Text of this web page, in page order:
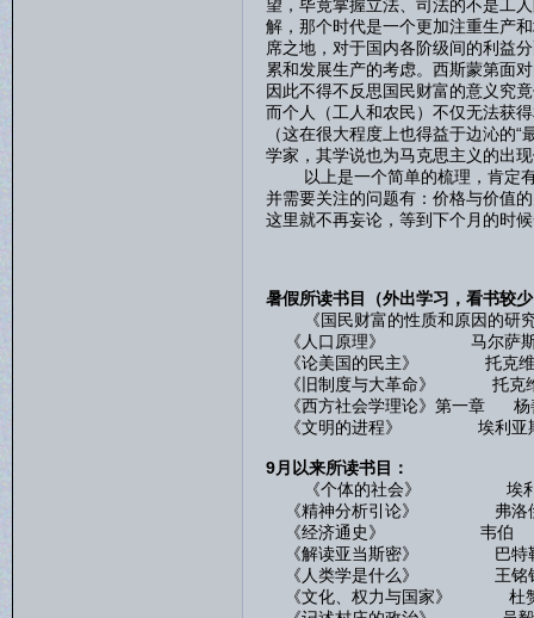
望，毕竟掌握立法、司法的不是工
解，那个时代是一个更加注重生产
席之地，对于国内各阶级间的利益
累和发展生产的考虑。西斯蒙第面
因此不得不反思国民财富的意义究
而个人（工人和农民）不仅无法获
（这在很大程度上也得益于边沁的
学家，其学说也为马克思主义的出
以上是一个简单的梳理，肯定有
并需要关注的问题有：价格与价值
这里就不再妄论，等到下个月的时
暑假所读书目（外出学习，看书较
《国民财富的性质和原因的研究
《人口原理》 马尔萨
《论美国的民主》 托克维
《旧制度与大革命》 托克
《西方社会学理论》第一章 杨
《文明的进程》 埃利亚
9月以来所读书目：
《个体的社会》 埃利
《精神分析引论》 弗洛
《经济通史》 韦伯
《解读亚当斯密》 巴特
《人类学是什么》 王铭
《文化、权力与国家》 杜